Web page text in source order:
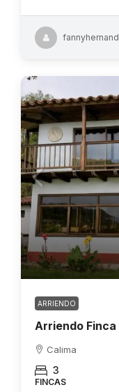
ARRIENDO
Arriendo
Calima
3
FINCAS